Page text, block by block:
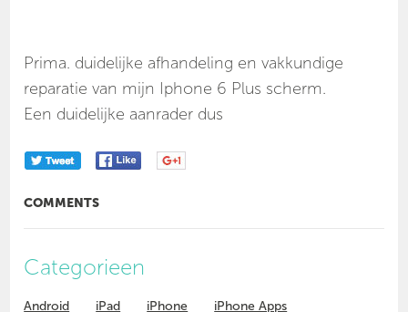
Prima. duidelijke afhandeling en vakkundige
reparatie van mijn Iphone 6 Plus scherm.
Een duidelijke aanrader dus
COMMENTS
Categorieen
Android iPad iPhone
iPhone Apps